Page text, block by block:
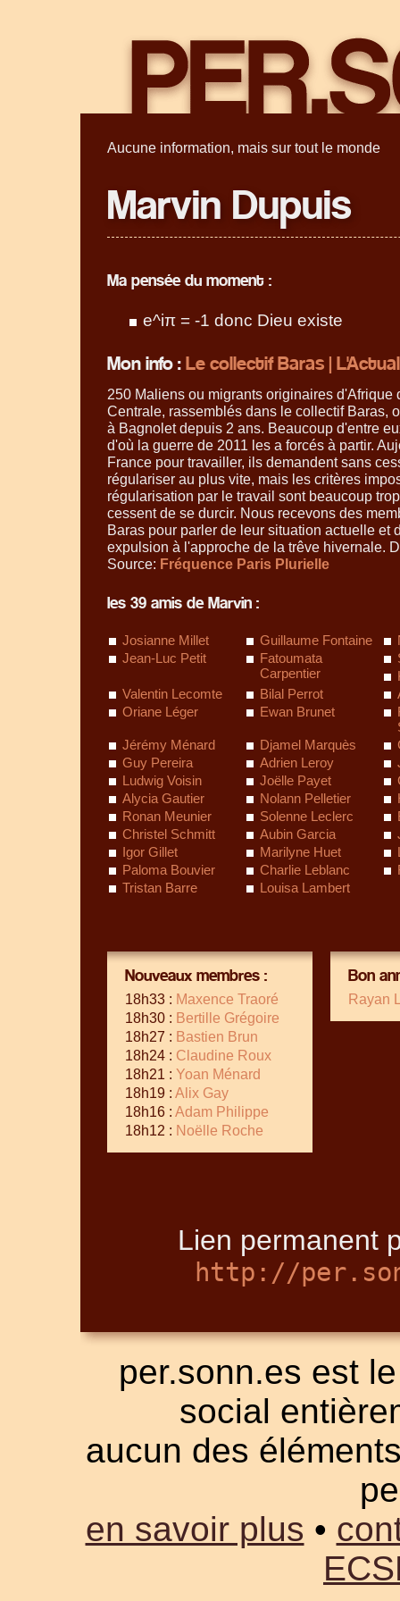
Aucune information, mais sur tout le monde
Marvin Dupuis
Ma pensée du moment :
e^iπ = -1 donc Dieu existe
Mon info :Le collectif Baras |
250 Maliens ou migrants originaires d'Afrique
Centrale, rassemblés dans le collectif Baras,
à Bagnolet depuis 2 ans. Beaucoup d'entre
d'où la guerre de 2011 les a forcés à partir.
France pour travailler, ils demandent sans
régulariser au plus vite, mais les critères
régularisation par le travail sont beaucoup
cessent de se durcir. Nous recevons des
Baras pour parler de leur situation actuelle et
expulsion à l'approche de la trêve hivernale.
Source: Fréquence Paris Plurielle
les 39 amis de Marvin :
Josianne Millet Guillaume Fontaine
Jean-Luc Petit
Fatoumata
Carpentier
Valentin Lecomte
Bilal Perrot
Oriane Léger
Ewan Brunet
Jérémy Ménard
Djamel Marquès
Guy Pereira
Adrien Leroy
Ludwig Voisin
Joëlle Payet
Alycia Gautier
Nolann Pelletier
Ronan Meunier
Solenne Leclerc
Christel Schmitt
Aubin Garcia
Igor Gillet
Marilyne Huet
Paloma Bouvier
Charlie Leblanc
Tristan Barre
Louisa Lambert
Nouveaux membres :
18h33 : Maxence Traoré
18h30 : Bertille Grégoire
18h27 : Bastien Brun
18h24 : Claudine Roux
18h21 : Yoan Ménard
18h19 : Alix Gay
18h16 : Adam Philippe
18h12 : Noëlle Roche
Bon
Rayan
Lien permanent
http://
per.sonn.es est
social
aucun des
en savoir plus •